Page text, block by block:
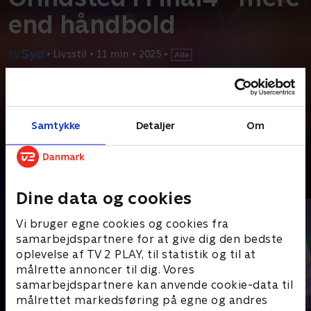
Samtykke Detaljer Om
Dine data og cookies
Vi bruger egne cookies og cookies fra
samarbejdspartnere for at give dig den bedste
oplevelse af TV 2 PLAY, til statistik og til at
målrette annoncer til dig. Vores
samarbejdspartnere kan anvende cookie-data til
målrettet markedsføring på egne og andres
end håndbold
• Livsstil • 11 min • 2025 •
Det burde ikke være muligt. Alligevel lykkedes det sensationelt
en flok glade håndboldamatører fra Grindsted at... Læs mere